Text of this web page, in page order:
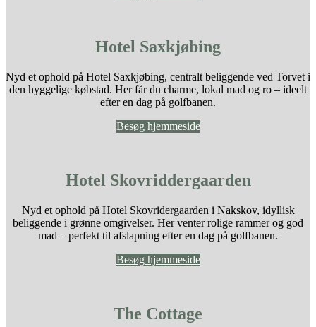
Hotel Saxkjøbing
Nyd et ophold på Hotel Saxkjøbing, centralt beliggende ved Torvet i
den hyggelige købstad. Her får du charme, lokal mad og ro – ideelt
efter en dag på golfbanen.
Besøg hjemmeside
Hotel Skovriddergaarden
Nyd et ophold på Hotel Skovridergaarden i Nakskov, idyllisk
beliggende i grønne omgivelser. Her venter rolige rammer og god
mad – perfekt til afslapning efter en dag på golfbanen.
Besøg hjemmeside
The Cottage